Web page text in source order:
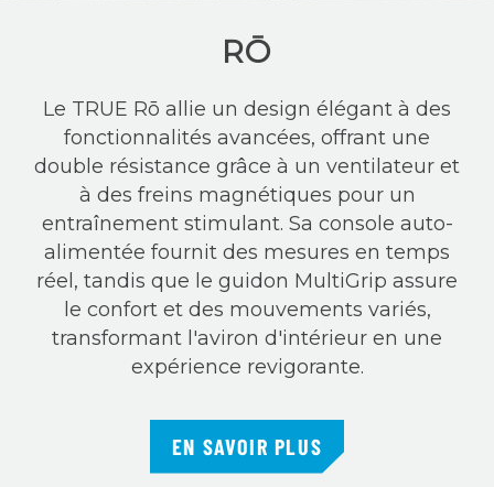
RŌ
Le TRUE Rō allie un design élégant à des
fonctionnalités avancées, offrant une
double résistance grâce à un ventilateur et
à des freins magnétiques pour un
entraînement stimulant. Sa console auto-
alimentée fournit des mesures en temps
réel, tandis que le guidon MultiGrip assure
le confort et des mouvements variés,
transformant l'aviron d'intérieur en une
expérience revigorante.
EN SAVOIR PLUS